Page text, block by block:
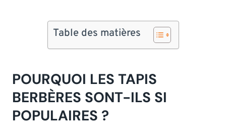
Table des matières
POURQUOI LES TAPIS
BERBÈRES SONT-ILS SI
POPULAIRES ?